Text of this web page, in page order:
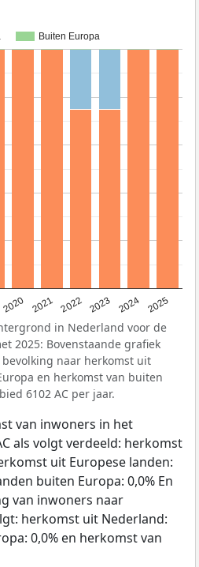
Buiten Europa
2020 2021 2022 2023 2024 2025
in Nederland voor de
2025: Bovenstaande grafiek
naar herkomst uit
en herkomst van buiten
6102 AC per jaar.
van inwoners in het
als volgt verdeeld: herkomst
uit Europese landen:
buiten Europa: 0,0% En
van inwoners naar
herkomst uit Nederland:
0,0% en herkomst van